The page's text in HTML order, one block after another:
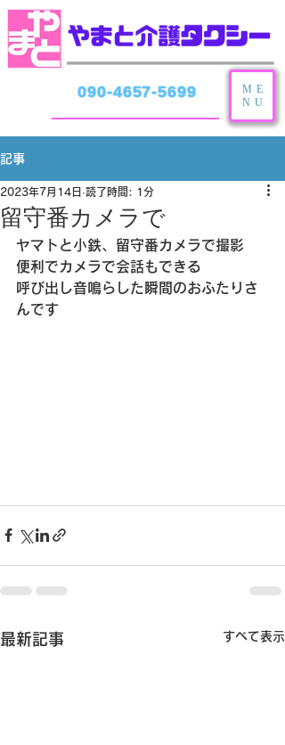
090-4657-5699
ME
NU
記事
留守番カメラで
2023年7月14日 読了時間: 1分
ヤマトと小鉄、留守番カメラで撮影
便利でカメラで会話もできる
呼び出し音鳴らした瞬間のおふたりさ
んです
最新記事 すべて表示